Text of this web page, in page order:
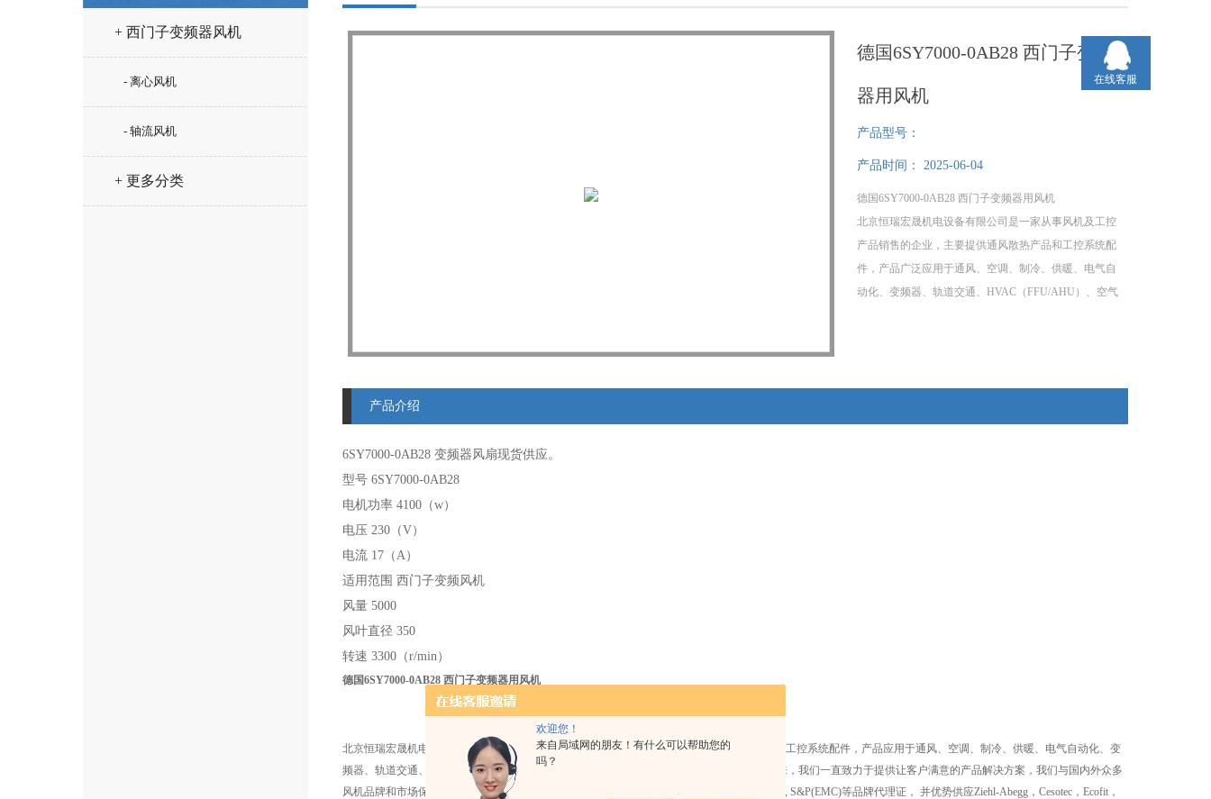
欢迎您！
来自局域网的朋友！有什么可以帮助您的
吗？
+ 西门子变频器风机
- 离心风机
- 轴流风机
+ 更多分类
德国6SY7000-0AB28 西门子变频
器用风机
产品型号：
产品时间： 2025-06-04
德国6SY7000-0AB28 西门子变频器用风机
北京恒瑞宏晟机电设备有限公司是一家从事风机及工控
产品销售的企业，主要提供通风散热产品和工控系统配
件，产品广泛应用于通风、空调、制冷、供暖、电气自
动化、变频器、轨道交通、HVAC（FFU/AHU）、空气
产品介绍
6SY7000-0AB28 变频器风扇现货供应。
型号 6SY7000-0AB28
电机功率 4100（w）
电压 230（V）
电流 17（A）
适用范围 西门子变频风机
风量 5000
风叶直径 350
转速 3300（r/min）
德国6SY7000-0AB28 西门子变频器用风机
北京恒瑞宏晟机电设备有限公司是一家从事风机及工控产品销售的企业，主要提供通风产品和工控系统配件，产品应用于通风、空调、制冷、供暖、电气自动化、变
频器、轨道交通、HVAC（FFU/AHU）、空气净化、新能源汽车等多个行业。成立数十年以来，我们一直致力于提供让客户满意的产品解决方案，我们与国内外众多
风机品牌和市场保持紧密的合作，在通风领域耕耘多年，目前已获得ebmpapst，mdexx，wistro, S&P(EMC)等品牌代理证， 并优势供应Ziehl-Abegg，Cesotec，Ecofit，
在线客服